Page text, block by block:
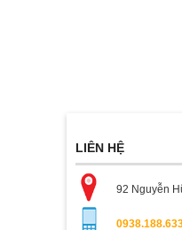
LIÊN HỆ
92 Nguyễn